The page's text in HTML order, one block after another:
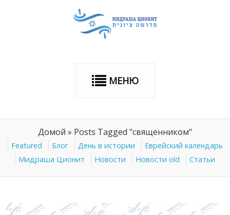
МЕНЮ
Домой » Posts Tagged "священником"
Featured Блог День в истории
Еврейский календарь
Мидраша Ционит
Новости Новости old Статьи